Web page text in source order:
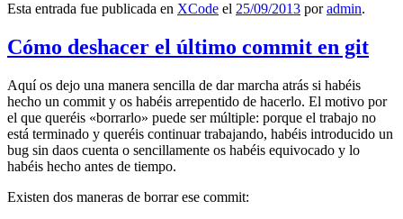
Esta entrada fue publicada en XCode el 25/09/2013 poradmin.
Cómo deshacer el último commit en git
Aquí os dejo una manera sencilla de dar marcha atrás si habéis
hecho un commit y os habéis arrepentido de hacerlo. El motivo por
el que queréis «borrarlo» puede ser múltiple: porque el trabajo no
está terminado y queréis continuar trabajando, habéis introducido un
bug sin daos cuenta o sencillamente os habéis equivocado y lo
habéis hecho antes de tiempo.
Existen dos maneras de borrar ese commit: